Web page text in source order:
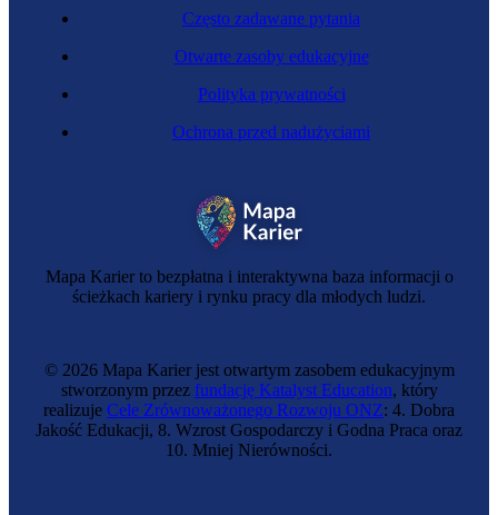
Mapa Karier to bezpłatna i interaktywna baza informacji o
ścieżkach kariery i rynku pracy dla młodych ludzi.
Często zadawane pytania
Otwarte zasoby edukacyjne
Polityka prywatności
Ochrona przed nadużyciami
© 2026 Mapa Karier jest otwartym zasobem edukacyjnym
stworzonym przez fundację Katalyst Education, który
realizuje Cele Zrównoważonego Rozwoju ONZ: 4. Dobra
Jakość Edukacji, 8. Wzrost Gospodarczy i Godna Praca oraz
10. Mniej Nierówności.